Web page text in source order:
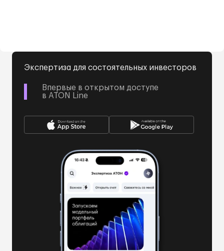
Экспертиза для состоятельных инвесторов
Впервые в открытом доступе
в ATON Line